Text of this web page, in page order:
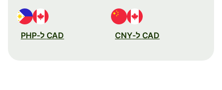
CAD ל-CNY CAD ל-PHP